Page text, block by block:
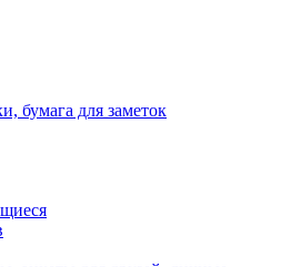
бумага для заметок